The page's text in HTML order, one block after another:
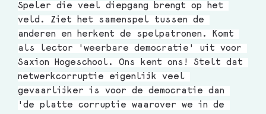
Speler die veel diepgang brengt op het
veld. Ziet het samenspel tussen de
anderen en herkent de spelpatronen. Komt
als lector 'weerbare democratie' uit voor
Saxion Hogeschool. Ons kent ons! Stelt dat
netwerkcorruptie eigenlijk veel
gevaarlijker is voor de democratie dan
'de platte corruptie waarover we in de